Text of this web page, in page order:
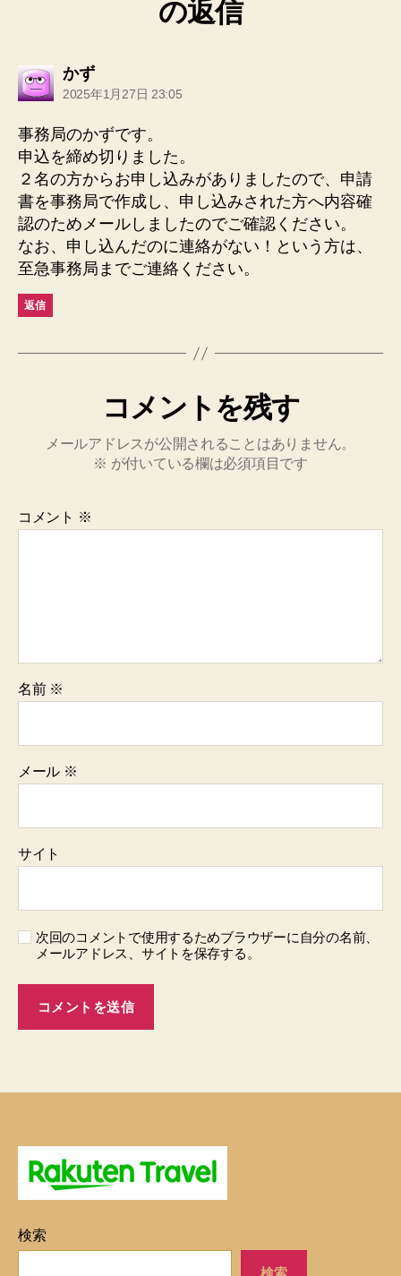
の返信
かずの
発
2025年1月27日 23:05
事務局のかずです。
申込を締め切りました。
２名の方からお申し込みがありましたので、申請
書を事務局で作成し、申し込みされた方へ内容確
認のためメールしましたのでご確認ください。
なお、申し込んだのに連絡がない！という方は、
至急事務局までご連絡ください。
返信
コメントを残す
メールアドレスが公開されることはありません。
※ が付いている欄は必須項目です
コメント ※
名前 ※
メール ※
サイト
次回のコメントで使用するためブラウザーに自分の名前、
メールアドレス、サイトを保存する。
検索
検索